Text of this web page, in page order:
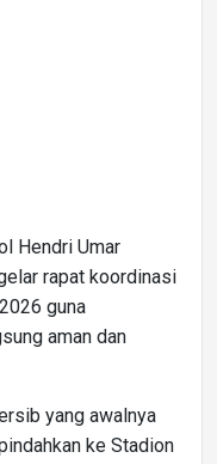
Hendri Umar
rapat koordinasi
guna
aman dan
yang awalnya
ke Stadion